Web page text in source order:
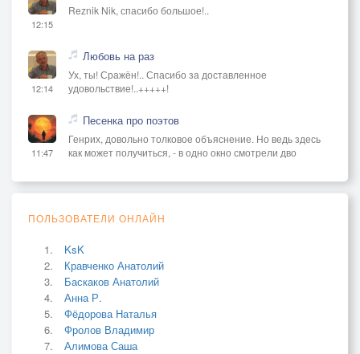
12:15
Reznik Nik, спасибо большое!..
12:14
Любовь на раз
Ух, ты! Сражён!.. Спасибо за доставленное
удовольствие!..+++++!
11:47
Песенка про поэтов
Генрих, довольно толковое объяснение. Но ведь здесь
как может получиться, - в одно окно смотрели дво
ПОЛЬЗОВАТЕЛИ ОНЛАЙН
KsK
Кравченко Анатолий
Баскаков Анатолий
Анна Р.
Фёдорова Наталья
Фролов Владимир
Алимова Саша